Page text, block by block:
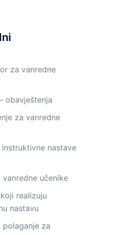
za vanredne
obavještenja
za vanredne
instruktivne nastave
vanredne učenike
realizuju
nastavu
polaganje za